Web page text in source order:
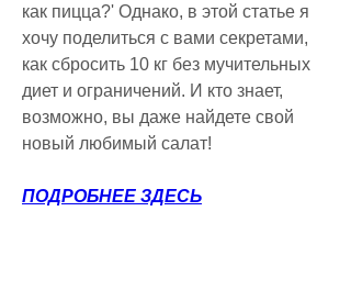
как пицца?' Однако, в этой статье я
хочу поделиться с вами секретами,
как сбросить 10 кг без мучительных
диет и ограничений. И кто знает,
возможно, вы даже найдете свой
новый любимый салат!
ПОДРОБНЕЕ ЗДЕСЬ